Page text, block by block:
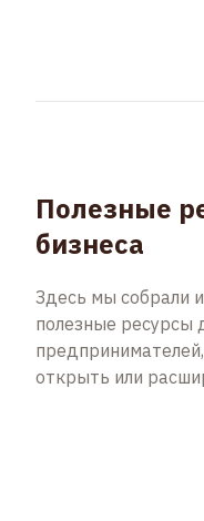
Полезные
бизнеса
Здесь мы собрали
полезные ресурсы
открыть или